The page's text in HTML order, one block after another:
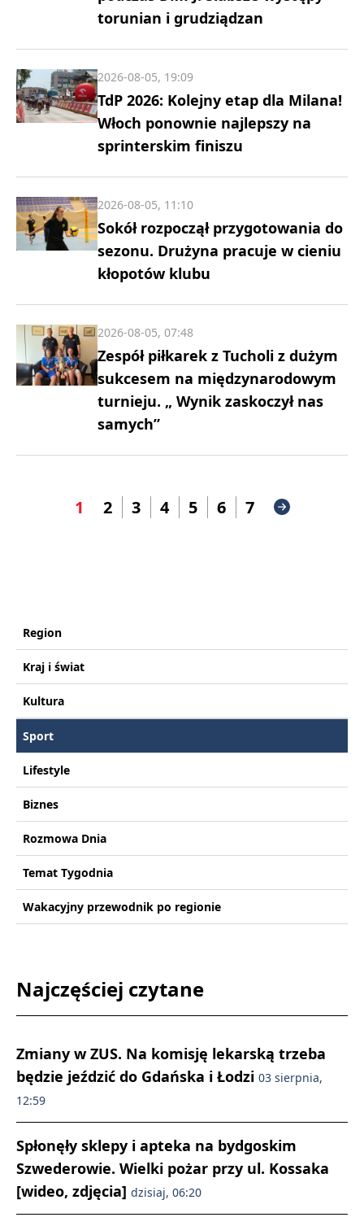
torunian i grudziądzan
TdP 2026: Kolejny etap dla Milana!
Włoch ponownie najlepszy na
sprinterskim finiszu
2026-08-05, 19:09
Sokół rozpoczął przygotowania do
sezonu. Drużyna pracuje w cieniu
kłopotów klubu
2026-08-05, 11:10
Zespół piłkarek z Tucholi z dużym
sukcesem na międzynarodowym
turnieju. „ Wynik zaskoczył nas
samych”
2026-08-05, 07:48
1 2 3 4 5 6 7
Region
Kraj i świat
Kultura
Sport
Lifestyle
Biznes
Rozmowa Dnia
Temat Tygodnia
Wakacyjny przewodnik po regionie
Najczęściej czytane
Zmiany w ZUS. Na komisję lekarską trzeba
będzie jeździć do Gdańska i Łodzi 03 sierpnia,
12:59
Spłonęły sklepy i apteka na bydgoskim
Szwederowie. Wielki pożar przy ul. Kossaka
[wideo, zdjęcia] dzisiaj, 06:20